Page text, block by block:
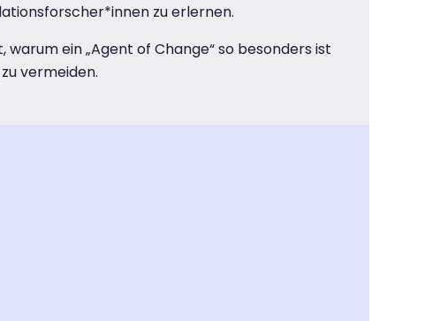
zu erlernen.
ein „Agent of Change“ so besonders ist
vermeiden.